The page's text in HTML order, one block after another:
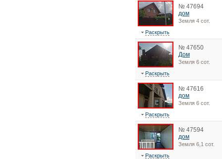
№ 47694
дом
Земля 4 сот.
Раскрыть
№ 47650
Дом
Земля 6 сот.
Раскрыть
№ 47616
дом
Земля 6 сот.
Раскрыть
№ 47594
дом
Земля 6,1 сот.
Раскрыть